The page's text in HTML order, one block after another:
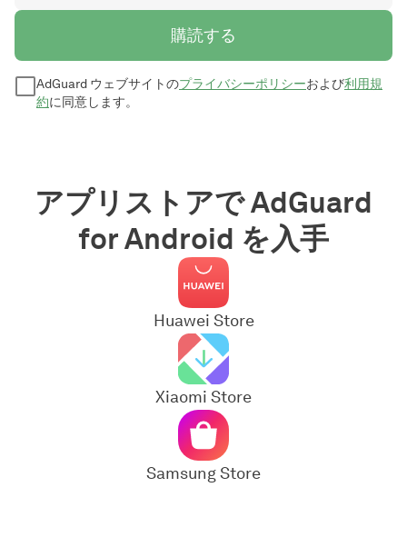
購読する
AdGuard ウェブサイトのプライバシーポリシーおよび利用規
約に同意します。
アプリストアで AdGuard
for Android を入手
Huawei Store
Xiaomi Store
Samsung Store